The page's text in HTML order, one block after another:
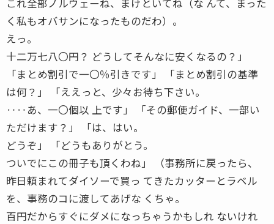
く私もオバサンになったものだわ）。
えっ。
十二万七八〇円？ どうしてそんなに安くなるの？」
「まとめ割引で一〇％引きです」 「まとめ割引の基準
は何？」 「ええっと、少々お待ち下さい。
‥‥あ、一〇個以 上です」 「その郵便ガイド、一部い
ただけます？」 「は、はい。
どうぞ」 「どうもありがとう。
ついでにこの冊子も頂くわね」 （事務所に戻ったら、
昨日頼まれてダイソーで買っ てきたカッターとラベル
を、事務のコに渡してあげな くちゃ。
百円だからすぐにダメになっちゃうかもしれ ないけれ